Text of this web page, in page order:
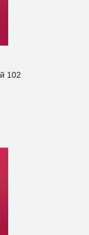
102